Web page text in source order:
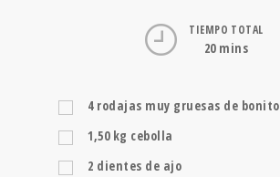
TIEMPO TOTAL
20 mins
4 rodajas muy gruesas de bonito
1,50 kg cebolla
2 dientes de ajo